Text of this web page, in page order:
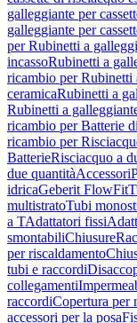
galleggiante per
galleggiante per
per Rubinetti a
incassoRubinetti a
ricambio per Rubinetti
ceramicaRubinetti a
Rubinetti a
ricambio per Batterie
ricambio per
BatterieRisciacquo a
due quantitàAccessori
idricaGeberit FlowFit
multistratoTubi
a TAdattatori fissi
smontabiliChiusure
per riscaldamento
tubi e raccordi
collegamenti
raccordiCopertura per
accessori per la posa